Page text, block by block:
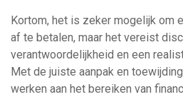
Kortom, het is zeker mogelijk om
af te betalen, maar het vereist
verantwoordelijkheid en een
Met de juiste aanpak en
werken aan het bereiken van